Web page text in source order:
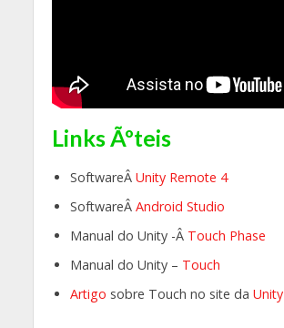
Links Ãºteis
SoftwareÂ Unity Remote 4
SoftwareÂ Android Studio
Manual do Unity -Â Touch Phase
Manual do Unity – Touch
Artigo sobre Touch no site da Unity